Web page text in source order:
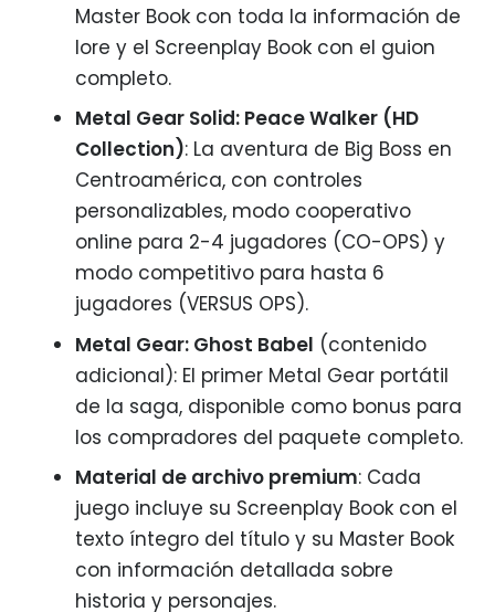
Master Book con toda la información de
lore y el Screenplay Book con el guion
completo.
Metal Gear Solid: Peace Walker (HD
Collection): La aventura de Big Boss en
Centroamérica, con controles
personalizables, modo cooperativo
online para 2-4 jugadores (CO-OPS) y
modo competitivo para hasta 6
jugadores (VERSUS OPS).
Metal Gear: Ghost Babel (contenido
adicional): El primer Metal Gear portátil
de la saga, disponible como bonus para
los compradores del paquete completo.
Material de archivo premium: Cada
juego incluye su Screenplay Book con el
texto íntegro del título y su Master Book
con información detallada sobre
historia y personajes.